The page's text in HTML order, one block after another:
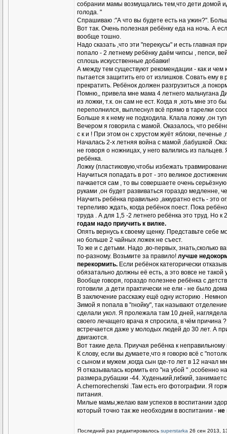
собрании мамы возмущались тем,что дети домой
голода. "
Спрашиваю :"А что вы будете есть на ужин?".
Вот так. Очень полезная ребёнку еда на ночь. А
вообще тошно.
Надо сказать ,что эти "перекусы" и есть главная
попало - 2 летнему ребёнку даём чипсы , пепси,
сплошь искусственные добавки!
А между тем существуют рекомендации - как и чем
пытается защитить его от излишков. Совать ему
прекратить. Ребёнок должен разгрузиться ,а
Помню,, привела мне мама 4 летнего мальчугана
из ложки, т.к. он сам не ест. Когда я ,хоть мне это
переполнился, выплеснул всё прямо в тарелки
Больше я к нему не подходила. Клала ложку ,он
Вечером я говорила с мамой. Оказалось, что
с к и ! При этом он с хрустом жуёт яблоки, печенье
Началась 2-х летняя война с мамой ,бабушкой
не говоря о ножницах, у него валились из
ребёнка.
Ложку (пластиковую,чтобы избежать
Научиться попадать в рот - это великое
пачкается сам , то вы совершаете очень
руками ,он будет развиваться гораздо медленне,
Научить ребёнка правильно ,аккуратно есть -
терпеливо ждать, когда ребёнок поест. Пока
труда . А для 1,5 -2 летнего ребёнка это труд. Но
годам надо приучить к вилке.
Опять вернусь к своему щенку. Представьте
но больше 2 чайных ложек не съест.
То же и с детьми. Надо ,во-первых, знать,сколько
по-разному. Возьмите за правило! лучше
перекормить. Если ребёнок категорически
обязатально должны её есть, а это вовсе не
Вообще говоря, гораздо полезнее ребёнка с
готовили ,а дети практически не ели - не было
В заключение расскажу ещё одну историю .
Зимой я попала в "гнойку", так называют
сделали укол. Я пролежала там 10 дней,
своего лечащего врача я спросила, в чём
встречается даже у молодых людей до 30 лет. А
двигаются.
Вот такие дела. Приучая ребёнка к
К слову, если вы думаете,что я говорю всё с
с сыном и мужем ,когда сын где-то лет в 12 начал
Я отказывалась кормить его "на убой " ,особенно
размера,рубашки -44. Худенький,гибкий,
А.chernorechenski .Там есть его фотографии. Я
питания.
Милые мамы,желаю вам успехов в воспитании
который точно так же необходим в воспитании - не
Последний раз редактировалось superstarka 26 сен 2013,